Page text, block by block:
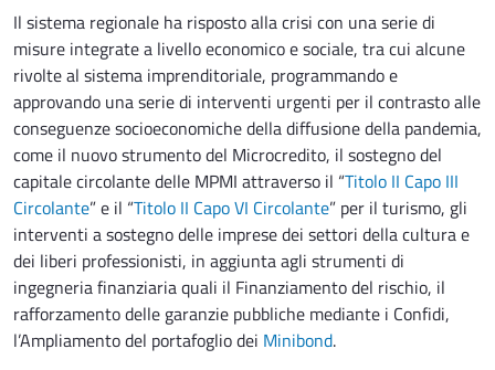
Il sistema regionale ha risposto alla crisi con una serie di
misure integrate a livello economico e sociale, tra cui alcune
rivolte al sistema imprenditoriale, programmando e
approvando una serie di interventi urgenti per il contrasto alle
conseguenze socioeconomiche della diffusione della pandemia,
come il nuovo strumento del Microcredito, il sostegno del
capitale circolante delle MPMI attraverso il “Titolo II Capo III
Circolante” e il “Titolo II Capo VI Circolante” per il turismo, gli
interventi a sostegno delle imprese dei settori della cultura e
dei liberi professionisti, in aggiunta agli strumenti di
ingegneria finanziaria quali il Finanziamento del rischio, il
rafforzamento delle garanzie pubbliche mediante i Confidi,
l’Ampliamento del portafoglio dei Minibond.